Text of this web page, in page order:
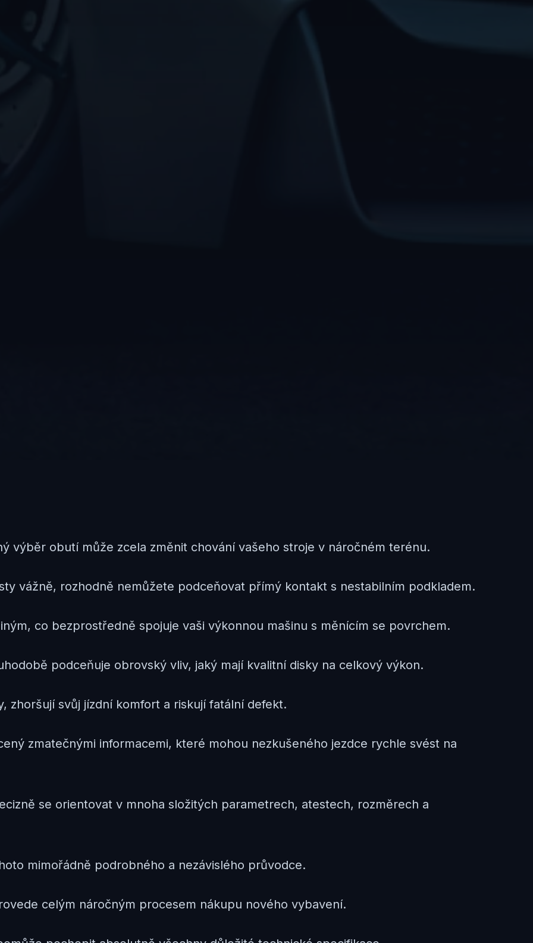
výběr obutí může zcela změnit chování vašeho stroje v náročném terénu.
vážně, rozhodně nemůžete podceňovat přímý kontakt s nestabilním podkladem.
co bezprostředně spojuje vaši výkonnou mašinu s měnícím se povrchem.
podceňuje obrovský vliv, jaký mají kvalitní disky na celkový výkon.
zhoršují svůj jízdní komfort a riskují fatální defekt.
zmatečnými informacemi, které mohou nezkušeného jezdce rychle svést na
se orientovat v mnoha složitých parametrech, atestech, rozměrech a
mimořádně podrobného a nezávislého průvodce.
celým náročným procesem nákupu nového vybavení.